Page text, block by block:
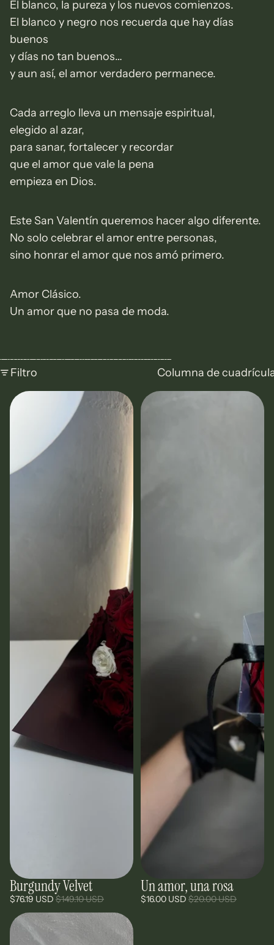
El blanco, la pureza y los nuevos comienzos.
El blanco y negro nos recuerda que hay días
buenos
y días no tan buenos…
y aun así, el amor verdadero permanece.
Cada arreglo lleva un mensaje espiritual,
elegido al azar,
para sanar, fortalecer y recordar
que el amor que vale la pena
empieza en Dios.
Este San Valentín queremos hacer algo diferente.
No solo celebrar el amor entre personas,
sino honrar el amor que nos amó primero.
Amor Clásico.
Un amor que no pasa de moda.
Omitir para ir a lista de resultados
Filtro
Columna de
Oferta
Burgundy Velvet
$76.19 USD $149.10 USD
Oferta
Un amor, una rosa
$16.00 USD $20.00 USD